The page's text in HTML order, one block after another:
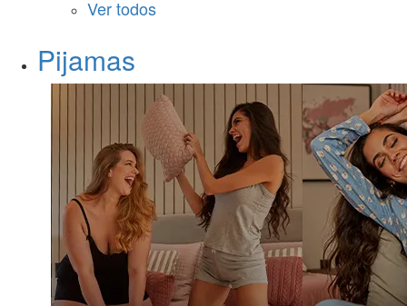
Ver todos
Pijamas